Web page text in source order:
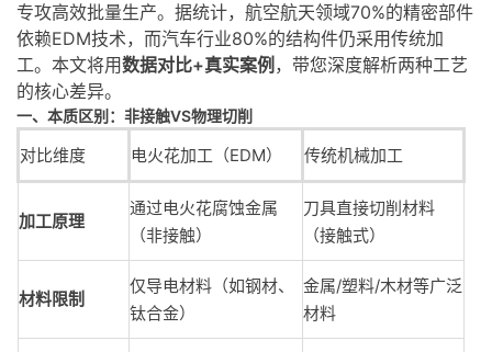
专攻高效批量生产。据统计，航空航天领域70%的精密部件
依赖EDM技术，而汽车行业80%的结构件仍采用传统加
工。本文将用数据对比+真实案例 ，带您深度解析两种工艺
的核心差异。
一、本质区别：非接触VS物理切削
对比维度 电火花加工（EDM） 传统机械加工
加工原理
通过电火花腐蚀金属
（非接触）
刀具直接切削材料
（接触式）
材料限制
仅导电材料（如钢材、
钛合金）
金属/塑料/木材等广泛
材料